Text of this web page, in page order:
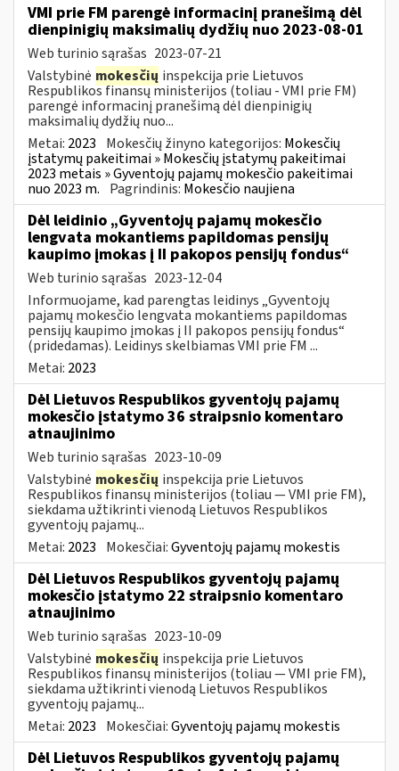
VMI prie FM parengė informacinį pranešimą dėl
dienpinigių maksimalių dydžių nuo 2023-08-01
Web turinio sąrašas 2023-07-21
Valstybinė mokesčių inspekcija prie Lietuvos
Respublikos finansų ministerijos (toliau - VMI prie FM)
parengė informacinį pranešimą dėl dienpinigių
maksimalių dydžių nuo...
Metai: 2023 Mokesčių žinyno kategorijos: Mokesčių
įstatymų pakeitimai » Mokesčių įstatymų pakeitimai
2023 metais » Gyventojų pajamų mokesčio pakeitimai
nuo 2023 m. Pagrindinis: Mokesčio naujiena
Dėl leidinio „Gyventojų pajamų mokesčio
lengvata mokantiems papildomas pensijų
kaupimo įmokas į II pakopos pensijų fondus“
Web turinio sąrašas 2023-12-04
Informuojame, kad parengtas leidinys „Gyventojų
pajamų mokesčio lengvata mokantiems papildomas
pensijų kaupimo įmokas į II pakopos pensijų fondus“
(pridedamas). Leidinys skelbiamas VMI prie FM ...
Metai: 2023
Dėl Lietuvos Respublikos gyventojų pajamų
mokesčio įstatymo 36 straipsnio komentaro
atnaujinimo
Web turinio sąrašas 2023-10-09
Valstybinė mokesčių inspekcija prie Lietuvos
Respublikos finansų ministerijos (toliau — VMI prie FM),
siekdama užtikrinti vienodą Lietuvos Respublikos
gyventojų pajamų...
Metai: 2023 Mokesčiai:Gyventojų pajamų mokestis
Dėl Lietuvos Respublikos gyventojų pajamų
mokesčio įstatymo 22 straipsnio komentaro
atnaujinimo
Web turinio sąrašas 2023-10-09
Valstybinė mokesčių inspekcija prie Lietuvos
Respublikos finansų ministerijos (toliau — VMI prie FM),
siekdama užtikrinti vienodą Lietuvos Respublikos
gyventojų pajamų...
Metai: 2023 Mokesčiai:Gyventojų pajamų mokestis
Dėl Lietuvos Respublikos gyventojų pajamų